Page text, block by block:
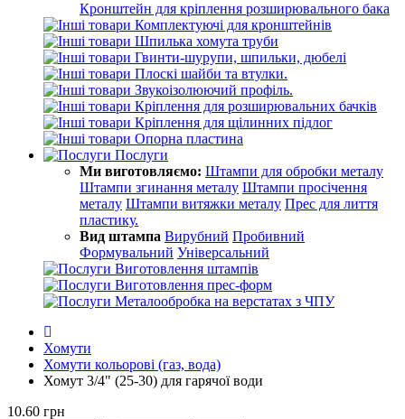
Кронштейн для кріплення розширювального бака
Комплектуючі для кронштейнів
Шпилька хомута труби
Гвинти-шурупи, шпильки, дюбелі
Плоскі шайби та втулки.
Звукоізолюючий профіль.
Кріплення для розширювальних бачків
Кріплення для щілинних підлог
Опорна пластина
Послуги
Ми виготовляємо: Штампи для обробки металу
Штампи згинання металу Штампи просічення
металу Штампи витяжки металу Прес для лиття
пластику.
Вид штампа Вирубний Пробивний
Формувальний Універсальний
Виготовлення штампів
Виготовлення прес-форм
Металообробка на верстатах з ЧПУ
Хомути
Хомути кольорові (газ, вода)
Хомут 3/4" (25-30) для гарячої води
10.60 грн